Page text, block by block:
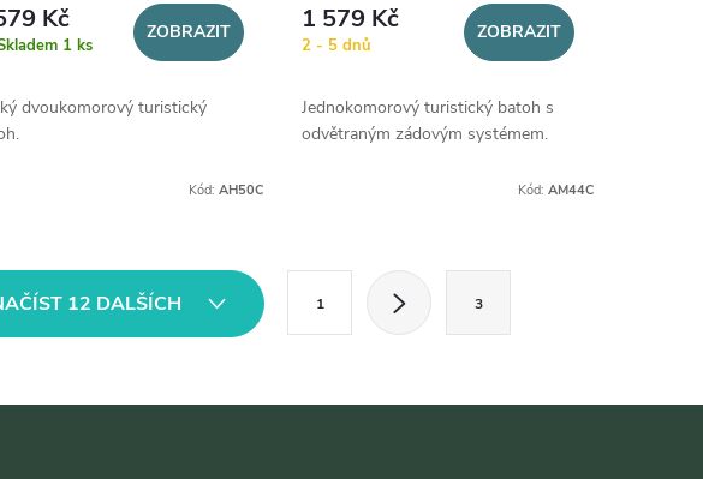
Kč
1 ks
ZOBRAZIT
dvoukomorový turistický
Kód:AH50C
1 579 Kč
2 - 5 dnů
ZOBRAZIT
Jednokomorový turistický batoh s
odvětraným zádovým systémem.
Kód: AM44C
12 DALŠÍCH
á
1 3